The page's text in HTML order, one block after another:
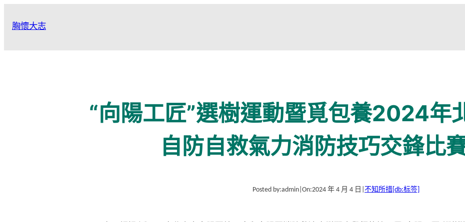
胸懷大志
“向陽工匠”選樹運動暨覓包養2024年
自防自救氣力消防技巧交鋒比
Posted by:admin On:2024 年 4 月 4 日 不知所措 [db:标签]